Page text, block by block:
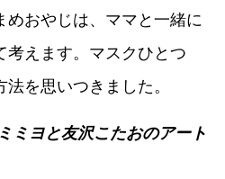
おやじは、ママと一緒に
えます。マスクひとつ
を思いつきました。
ミヨと友沢こたおのアート